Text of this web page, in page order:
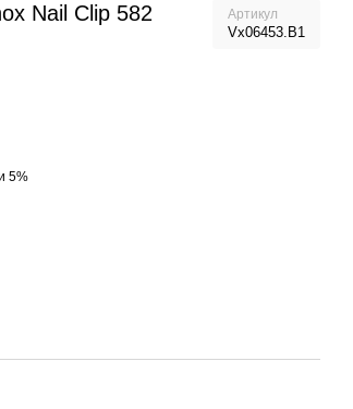
Nail Clip 582
Артикул
Vx06453.B1
5%